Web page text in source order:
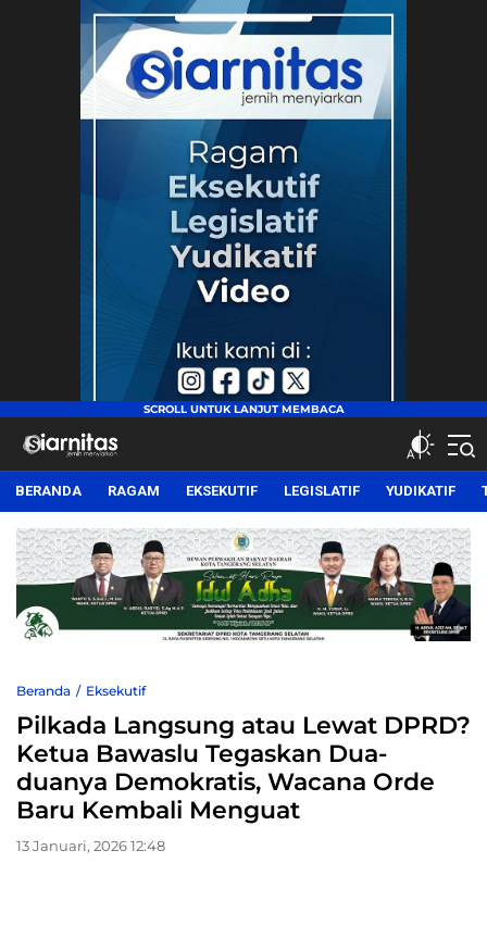
siarnitas
Jernih Menyiarkan
BERANDA RAGAM EKSEKUTIF LEGISLATIF YUDIKATIF
Beranda Eksekutif
Pilkada Langsung atau Lewat DPRD?
Ketua Bawaslu Tegaskan Dua-
duanya Demokratis, Wacana Orde
Baru Kembali Menguat
13 Januari, 2026 12:48